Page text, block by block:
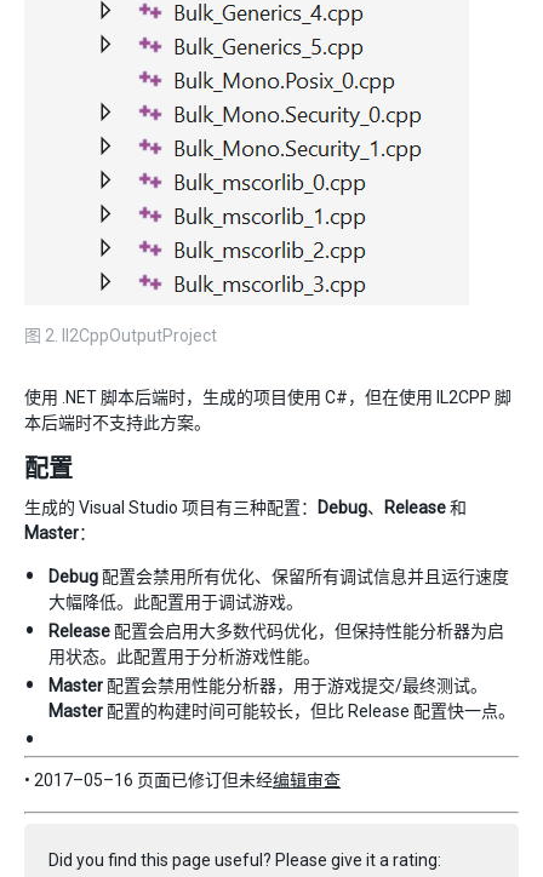
图 2. Il2CppOutputProject
使用 .NET 脚本后端时，生成的项目使用 C#，但在使用 IL2CPP 脚
本后端时不支持此方案。
配置
生成的 Visual Studio 项目有三种配置： Debug、 Release和
Master：
Debug配置会禁用所有优化、保留所有调试信息并且运行速度
大幅降低。此配置用于调试游戏。
Release配置会启用大多数代码优化，但保持性能分析器为启
用状态。此配置用于分析游戏性能。
Master配置会禁用性能分析器，用于游戏提交/最终测试。
Master配置的构建时间可能较长，但比 Release 配置快一点。
• 2017–05–16 页面已修订但未经编辑审查
Did you find this page useful? Please give it a rating: